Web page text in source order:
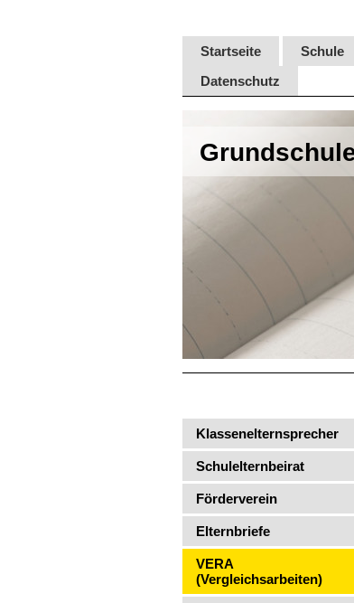
Startseite Schule
Datenschutz
Klassenelternsprecher
Schulelternbeirat
Förderverein
Elternbriefe
VERA
(Vergleichsarbeiten)